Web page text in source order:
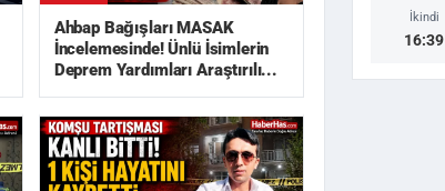
Ahbap Bağışları MASAK
İncelemesinde! Ünlü İsimlerin
Deprem Yardımları Araştırılı...
İkindi
16:39